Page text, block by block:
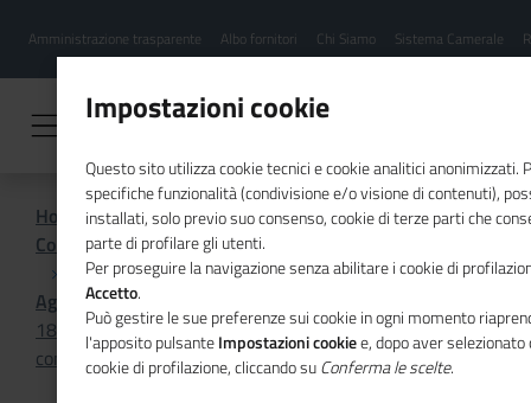
contenuto
Menu
hamburgher
Amministrazione trasparente Albo fornitori Chi Siamo Sistema Camerale
Home
Comunicazione istituzionale per il sistema camerale
Agenda
18/06/2021 - Presentazione del rapporto "Coesione è
competizione"
Impostazioni cookie
Questo sito utilizza cookie tecnici e cookie analitici anonimizzati.
specifiche funzionalità (condivisione e/o visione di contenuti),
installati, solo previo suo consenso, cookie di terze parti che
parte di profilare gli utenti.
Per proseguire la navigazione senza abilitare i cookie di
Accetto.
Può gestire le sue preferenze sui cookie in ogni momento
l'apposito pulsanteImpostazioni cookiee, dopo aver
cookie di profilazione, cliccando suConferma le scelte.